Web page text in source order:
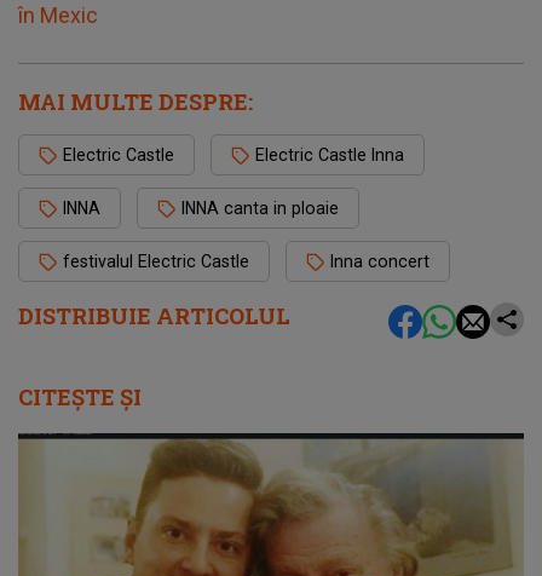
DISTRIBUIE ARTICOLUL
în Mexic
MAI MULTE DESPRE:
Electric Castle Electric Castle Inna
INNA INNA canta in ploaie
festivalul Electric Castle Inna concert
CITEȘTE ȘI